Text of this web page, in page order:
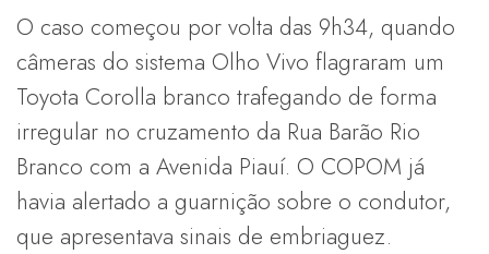
O caso começou por volta das 9h34, quando
câmeras do sistema Olho Vivo flagraram um
Toyota Corolla branco trafegando de forma
irregular no cruzamento da Rua Barão Rio
Branco com a Avenida Piauí. O COPOM já
havia alertado a guarnição sobre o condutor,
que apresentava sinais de embriaguez.